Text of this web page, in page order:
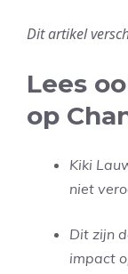
Dit artikel
Lees
op
Kiki
niet
Dit zijn
impact